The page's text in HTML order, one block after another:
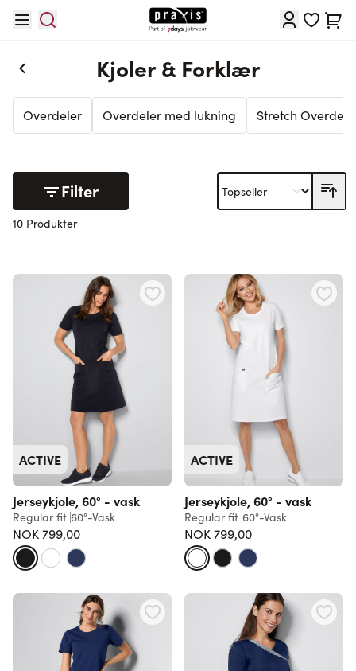
Cart
Kjoler & Forklær
Overdeler Overdeler med lukning Stretch
Filter
10 Produkter
ACTIVE
Jerseykjole, 60° - vask
Regular fit 60°-Vask
NOK 799,00
ACTIVE
Jerseykjole, 60° - vask
Regular fit 60°-Vask
NOK 799,00